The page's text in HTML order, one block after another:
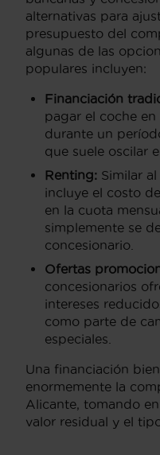
alternativas para
presupuesto del
algunas de las
populares incluyen:
Financiación
pagar el coche en
durante un
que suele oscilar
Renting: Similar
incluye el costo
en la cuota
simplemente se
concesionario.
Ofertas
concesionarios
intereses
como parte de
especiales.
Una financiación
enormemente la
Alicante, tomando
valor residual y el